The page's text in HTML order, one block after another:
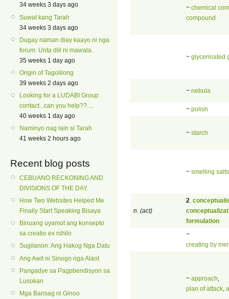
34 weeks 3 days ago
Suwat kang Tarah
34 weeks 3 days ago
Dugay naman diay kaayo ni nga
forum. Unta dili ni mawala.
35 weeks 1 day ago
Origin of Tagolilong
39 weeks 2 days ago
Looking for a LUDABI Group
contact...can you help??....
40 weeks 1 day ago
Naminyo nag lain si Tarah
41 weeks 2 hours ago
Recent blog posts
CEBUANO RECKONING AND
DIVISIONS OF THE DAY.
How Two Websites Helped Me
Finally Start Speaking Bisaya
Binuang uyamot ang konsepto
sa creatio ex nihilo
Sugilanon: Ang Hakog Nga Datu
Ang Awit ni Sinogo nga Alaot
Pangadye sa Pagpbendisyon sa
Lusokan
Mga Bansag ni Ginoo
~ chemical
compound
~ glycerinated
~ nebula
~ polish
~ starch
~ smelling salts
n. (act)
2
formulation
~
creating by
~ approach
plan of attack